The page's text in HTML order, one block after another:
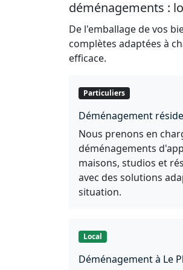
déménagements :
De l'emballage de vos
complètes adaptées à
efficace.
Particuliers
Déménagement
Nous prenons en
déménagements
maisons, studios et
avec des solutions
situation.
Local
Déménagement à Le